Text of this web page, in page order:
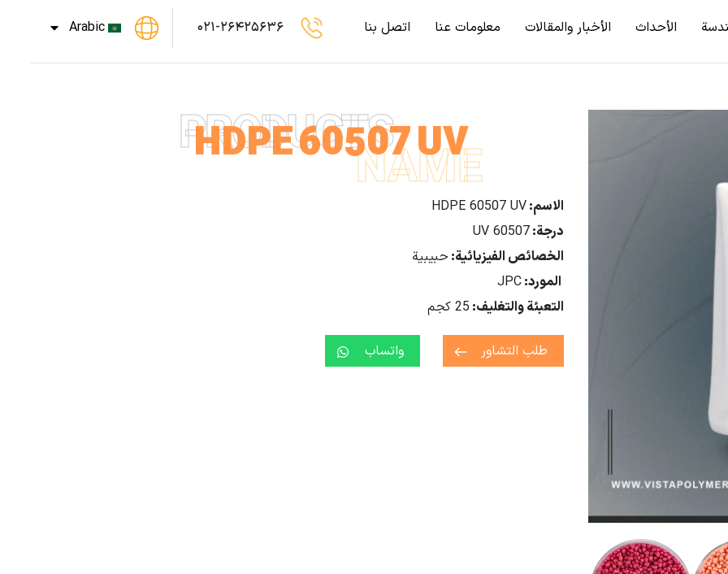
الأحداث الأخبار والمقالات معلومات عنا اتصل بنا ۰۲۱-۲۶۴۲۵۶۳۶ Arabic
PRODUCTS
HDPE 60507 UV
NAME
الاسم:
HDPE 60507 UV
درجة:
60507 UV
الخصائص الفيزيائية: حبيبية
المورد:
JPC
التعبئة والتغليف: 25 كجم
طلب التشاور واتساب